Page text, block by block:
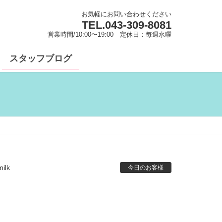
お気軽にお問い合わせください
TEL.043-309-8081
営業時間/10:00〜19:00 定休日：毎週水曜
スタッフブログ
今日のお客様